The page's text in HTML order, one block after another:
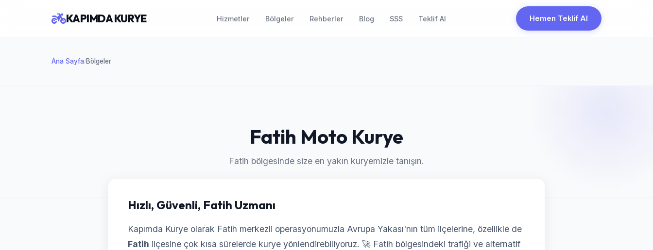
Ana Sayfa/Bölgeler
KAPIMDA KURYE Hizmetler Bölgeler Rehberler Blog SSS Teklif Al Hemen Teklif Al
Fatih Moto Kurye
Fatih bölgesinde size en yakın kuryemizle tanışın.
Hızlı, Güvenli, Fatih Uzmanı
Kapımda Kurye olarak Fatih merkezli operasyonumuzla Avrupa Yakası'nın tüm ilçelerine, özellikle de
Fatih ilçesine çok kısa sürelerde kurye yönlendirebiliyoruz. 🚀 Fatih bölgesindeki trafiği ve alternatif